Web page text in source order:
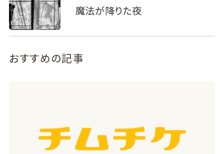
魔法が降りた夜
おすすめの記事